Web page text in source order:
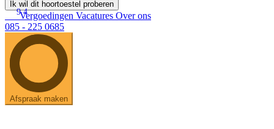
Ik wil dit hoortoestel proberen
9.4
Vergoedingen Vacatures Over ons
085 - 225 0685
Afspraak maken